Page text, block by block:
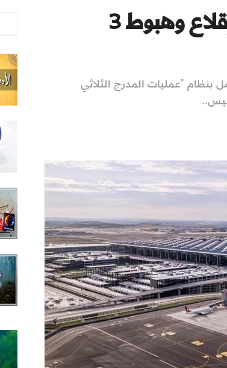
مطار إسطنبول.. مدرج يسمح بإقلاع وهبوط 3
بنظام "عمليات المدرج الثلاثي